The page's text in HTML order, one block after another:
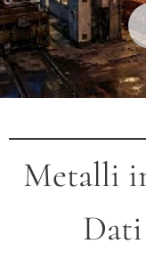
Metalli